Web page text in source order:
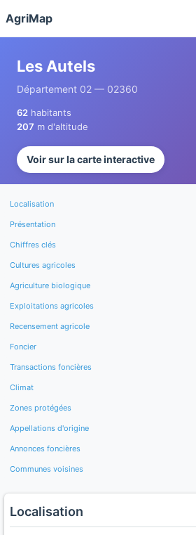
AgriMap
Les Autels
Département 02 — 02360
62 habitants
207 m d'altitude
Voir sur la carte interactive
Localisation
Présentation
Chiffres clés
Cultures agricoles
Agriculture biologique
Exploitations agricoles
Recensement agricole
Foncier
Transactions foncières
Climat
Zones protégées
Appellations d'origine
Annonces foncières
Communes voisines
Localisation